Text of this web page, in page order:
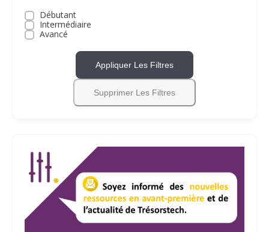
Débutant
Intermédiaire
Avancé
Appliquer Les Filtres
Supprimer Les Filtres